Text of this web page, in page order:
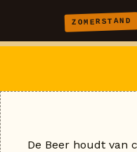
ZOMERSTAND
De Beer houdt van